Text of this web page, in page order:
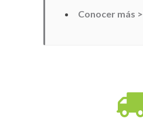
Conocer más >